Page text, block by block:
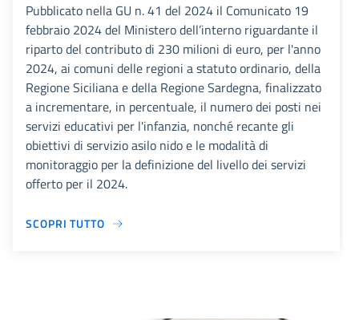
Pubblicato nella GU n. 41 del 2024 il Comunicato 19
febbraio 2024 del Ministero dell’interno riguardante il
riparto del contributo di 230 milioni di euro, per l'anno
2024, ai comuni delle regioni a statuto ordinario, della
Regione Siciliana e della Regione Sardegna, finalizzato
a incrementare, in percentuale, il numero dei posti nei
servizi educativi per l'infanzia, nonché recante gli
obiettivi di servizio asilo nido e le modalità di
monitoraggio per la definizione del livello dei servizi
offerto per il 2024.
SCOPRI TUTTO